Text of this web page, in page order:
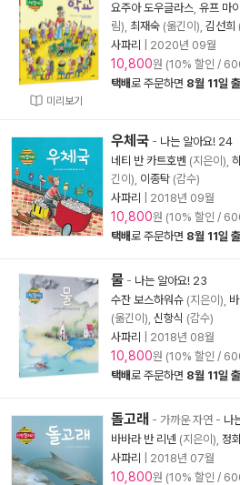
미리보기
요주아 도우글라스 유프 마
림), 최재숙 (옮긴이), 김선희
사파리
2020년 09월
10,800원 (10% 할인 /
택배로 주문하면 8월 11일
우체국 - 나는 알아요! 24
네티 반 카트호벤 (지은이),
긴이), 이종탁 (감수)
사파리
2018년 09월
10,800원 (10% 할인 /
택배로 주문하면 8월 11일
물 - 나는 알아요! 23
수잔 보스하워슈 (지은이),
(옮긴이), 신항식 (감수)
사파리
2018년 08월
10,800원 (10% 할인 /
택배로 주문하면 8월 11일
돌고래 - 가까운 자연 - 나
바바라 반 리넨 (지은이), 정
사파리
2018년 07월
10,800원 (10% 할인 /